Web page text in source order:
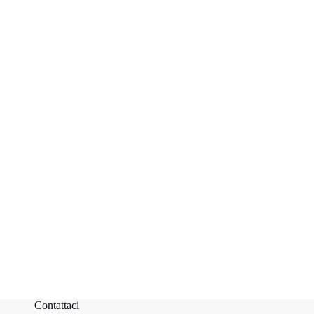
Contattaci